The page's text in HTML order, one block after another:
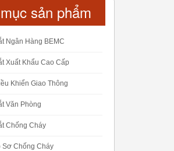
sản phẩm
Ngân Hàng BEMC
Xuất Khẩu Cao Cấp
Khiển Giao Thông
Văn Phòng
Chống Cháy
Sơ Chống Cháy